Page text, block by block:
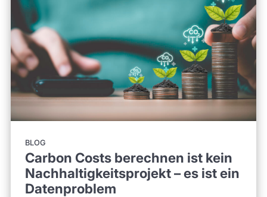
BLOG
Carbon Costs berechnen ist kein
Nachhaltigkeitsprojekt – es ist ein
Datenproblem